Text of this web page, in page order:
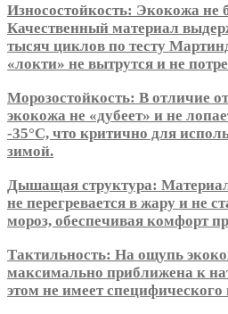
Износостойкость: Экокожа не
Качественный материал
тысяч циклов по тесту
«локти» не вытрутся и не
Морозостойкость: В отличие
экокожа не «дубеет» и не
-35°C, что критично для
зимой.
Дышащая структура:
не перегревается в жару и не
мороз, обеспечивая комфорт
Тактильность: На ощупь
максимально приближена к
этом не имеет специфического